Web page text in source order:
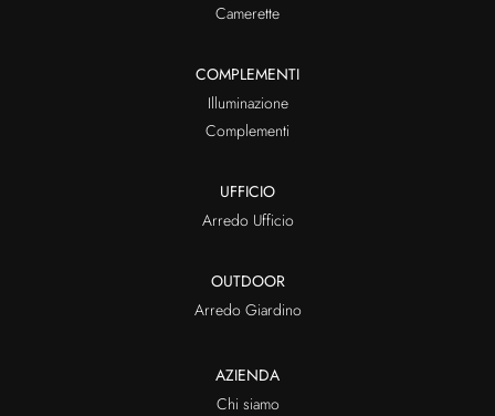
Camerette
COMPLEMENTI
Illuminazione
Complementi
UFFICIO
Arredo Ufficio
OUTDOOR
Arredo Giardino
AZIENDA
Chi siamo